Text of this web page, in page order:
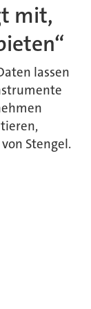
mit,
lassen
Stengel.